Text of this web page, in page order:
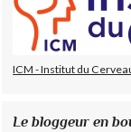
ICM - Institut du
Le bloggeur en